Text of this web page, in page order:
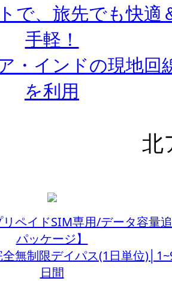
で、旅先でも快適
手軽！
・インドの現地回
を利用
北
リペイドSIM専用/データ容量
パッケージ】
無制限デイパス(1日単位
日間